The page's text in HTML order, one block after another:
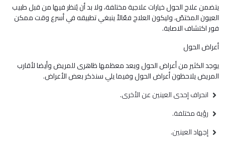
يتضمن علاج الحول خيارات علاجية مختلفة، ولا بد أن يُنظر فيها من قبل طبيب
العيون المختصّ، وليكون العلاج فعّالاً ينبغي تطبيقه في أسرع وقت ممكن
فور اكتشاف الاصابة.
أعراض الحول
يوجد الكثير من أعراض الحول ويعد معظمها ظاهرى للمريض وأيضا لأقارب
المريض يلاحظون أعراض الحول وفيما يلي سنذكر بعض الأعراض.
انحراف إحدى العينين عن الأخرى.
رؤية مختلفة.
إجهاد العينين.